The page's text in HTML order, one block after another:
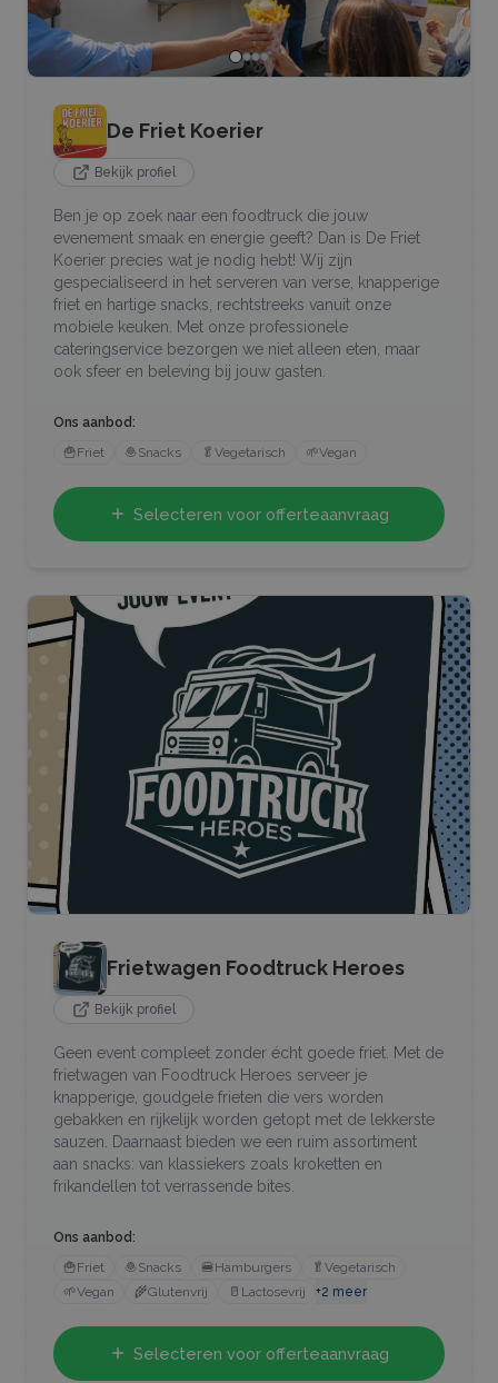
De Friet Koerier
Bekijk profiel
Ben je op zoek naar een foodtruck die jouw
evenement smaak en energie geeft? Dan is De Friet
Koerier precies wat je nodig hebt! Wij zijn
gespecialiseerd in het serveren van verse, knapperige
friet en hartige snacks, rechtstreeks vanuit onze
mobiele keuken. Met onze professionele
cateringservice bezorgen we niet alleen eten, maar
ook sfeer en beleving bij jouw gasten.
Ons aanbod:
🍟Friet 🧆Snacks 🥬 Vegetarisch 🌱Vegan
Selecteren voor offerteaanvraag
Frietwagen Foodtruck Heroes
Bekijk profiel
Geen event compleet zonder écht goede friet. Met de
frietwagen van Foodtruck Heroes serveer je
knapperige, goudgele frieten die vers worden
gebakken en rijkelijk worden getopt met de lekkerste
sauzen. Daarnaast bieden we een ruim assortiment
aan snacks: van klassiekers zoals kroketten en
frikandellen tot verrassende bites.
Ons aanbod:
🍟Friet 🧆Snacks 🍔Hamburgers 🥬 Vegetarisch
🌱Vegan 🌾Glutenvrij 🥛 Lactosevrij +2 meer
Selecteren voor offerteaanvraag